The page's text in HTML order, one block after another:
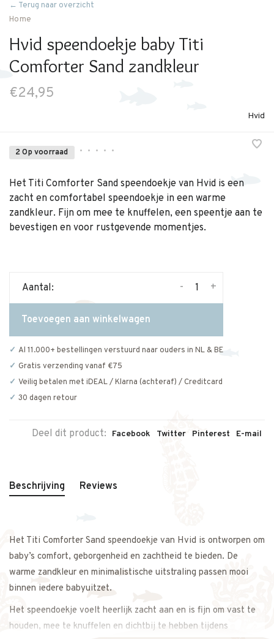
← Terug naar overzicht
Home
Hvid speendoekje baby Titi
Comforter Sand zandkleur
€24,95
Hvid
2 Op voorraad • • • • •
Het Titi Comforter Sand speendoekje van Hvid is een
zacht en comfortabel speendoekje in een warme
zandkleur. Fijn om mee te knuffelen, een speentje aan te
bevestigen en voor rustgevende momentjes.
Aantal: +
-
Toevoegen aan winkelwagen
Al 11.000+ bestellingen verstuurd naar ouders in NL & BE
Gratis verzending vanaf €75
Veilig betalen met iDEAL / Klarna (achteraf) / Creditcard
30 dagen retour
Deel dit product: Facebook Twitter Pinterest E-mail
Beschrijving Reviews
Het Titi Comforter Sand speendoekje van Hvid is ontworpen om
baby’s comfort, geborgenheid en zachtheid te bieden. De
warme zandkleur en minimalistische uitstraling passen mooi
binnen iedere babyuitzet.
Het speendoekje voelt heerlijk zacht aan en is fijn om vast te
houden, mee te knuffelen en dichtbij te hebben tijdens